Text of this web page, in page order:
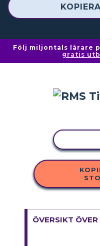
Följ miljontals lärare
gratis
ÖVERSIKT